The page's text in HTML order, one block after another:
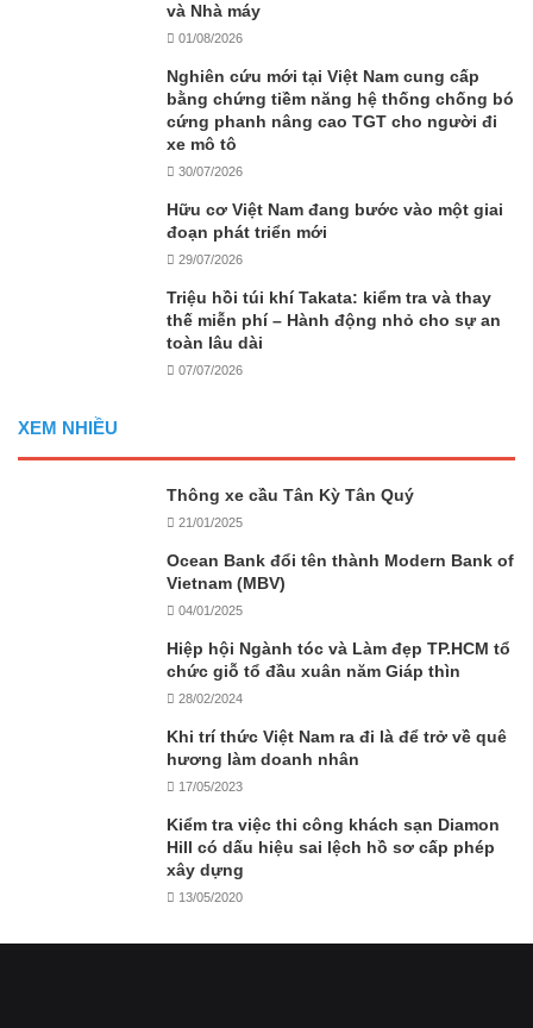
và Nhà máy
01/08/2026
Nghiên cứu mới tại Việt Nam cung cấp
bằng chứng tiềm năng hệ thống chống bó
cứng phanh nâng cao TGT cho người đi
xe mô tô
30/07/2026
Hữu cơ Việt Nam đang bước vào một giai
đoạn phát triển mới
29/07/2026
Triệu hồi túi khí Takata: kiểm tra và thay
thế miễn phí – Hành động nhỏ cho sự an
toàn lâu dài
07/07/2026
XEM NHIỀU
Thông xe cầu Tân Kỳ Tân Quý
21/01/2025
Ocean Bank đổi tên thành Modern Bank of
Vietnam (MBV)
04/01/2025
Hiệp hội Ngành tóc và Làm đẹp TP.HCM tổ
chức giỗ tổ đầu xuân năm Giáp thìn
28/02/2024
Khi trí thức Việt Nam ra đi là để trở về quê
hương làm doanh nhân
17/05/2023
Kiểm tra việc thi công khách sạn Diamon
Hill có dấu hiệu sai lệch hồ sơ cấp phép
xây dựng
13/05/2020